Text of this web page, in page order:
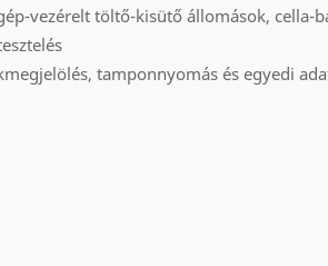
vezérelt töltő-kisütő állomások, cella-
tamponnyomás és egyedi